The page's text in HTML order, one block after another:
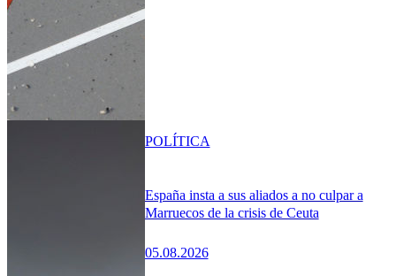
España insta a sus aliados a no culpar a
Marruecos de la crisis de Ceuta
05.08.2026
POLÍTICA